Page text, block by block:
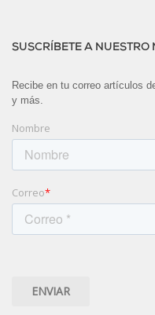
SUSCRÍBETE A NUESTRO
Recibe en tu correo artículos
y más.
Nombre
Correo*